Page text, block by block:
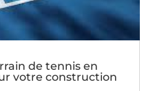
de tennis en
votre construction